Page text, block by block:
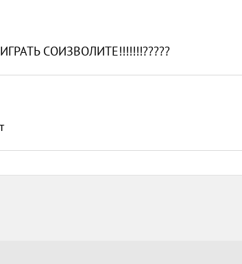
СОИЗВОЛИТЕ!!!!!!!?????